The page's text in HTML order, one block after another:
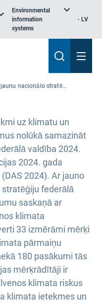
Environmental
information
systems
LV
Vācija pieņem jaunu nacionālo stratēģiju par pielāgošanos klimata pārmaiņām
uz klimatu un
nolūkā samazināt
valdība 2024.
2024. gada
2024). Ar jauno
federālā
saskaņā ar
klimata
33 izmērāmi mērķi
pārmaiņu
180 pasākumi tās
mērķrādītāji ir
klimata riskus
klimata ietekmes un